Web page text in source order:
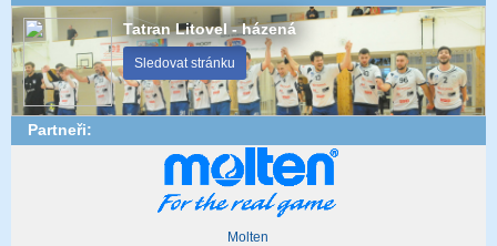
Tatran Litovel - házená
Sledovat stránku
Partneři:
Molten